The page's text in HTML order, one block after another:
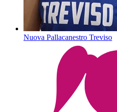
Nuova Pallacanestro Treviso